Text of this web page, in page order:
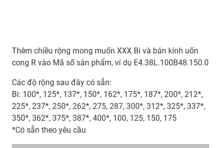
Thêm chiều rộng mong muốn XXX Bi và bán kính uốn
cong R vào Mã số sản phẩm, ví dụ E4.38L.100B48.150.0
Các độ rộng sau đây có sẵn:
Bi: 100*, 125*, 137*, 150*, 162*, 175*, 187*, 200*, 212*,
225*, 237*, 250*, 262*, 275, 287, 300*, 312*, 325*, 337*,
350*, 362*, 375*, 387*, 400*, 100, 125, 150, 175
*Có sẵn theo yêu cầu